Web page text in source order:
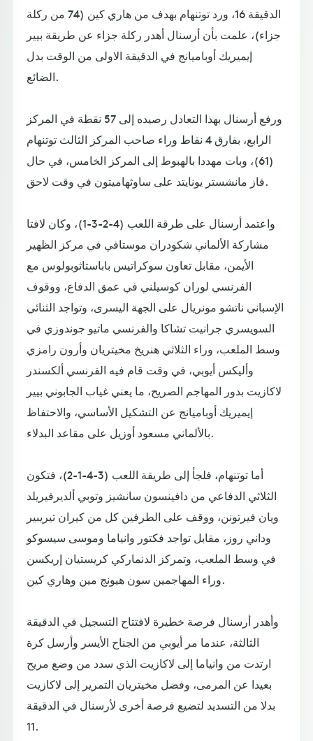
الدقيقة 16، ورد توتنهام بهدف من هاري كين (74 من ركلة
جزاء)، علمت بأن أرسنال أهدر ركلة جزاء عن طريقة بيير
إيميريك أوباميانج في الدقيقة الاولى من الوقت بدل
الضائع.
ورفع أرسنال بهذا التعادل رصيده إلى 57 نقطة في المركز
الرابع، بفارق 4 نقاط وراء صاحب المركز الثالث توتنهام
(61)، وبات مهددا بالهبوط إلى المركز الخامس، في حال
فاز مانشستر يونايتد على ساوثهاميتون في وقت لاحق.
واعتمد أرسنال على طرقة اللعب (4-2-3-1)، وكان لافتا
مشاركة الألماني شكودران موستافي في مركز الظهير
الأيمن، مقابل تعاون سوكراتيس باباستاثوبولوس مع
الفرنسي لوران كوسيلني في عمق الدفاع، ووقوف
الإسباني ناتشو مونريال على الجهة اليسرى، وتواجد الثنائي
السويسري جرانيت تشاكا والفرنسي ماتيو جوندوزي في
وسط الملعب، وراء الثلاثي هنريخ مخيتريان وأرون رامزي
وأليكس أيوبي، في وقت قام فيه الفرنسي ألكسندر
لاكازيت بدور المهاجم الصريح، ما يعني غياب الجابوني بيير
إيميريك أوباميانج عن التشكيل الأساسي، والاحتفاظ
بالألماني مسعود أوزيل على مقاعد البدلاء.
أما توتنهام، فلجأ إلى طريقة اللعب (3-4-1-2)، فتكون
الثلاثي الدفاعي من دافينسون سانشيز وتوبي ألديرفيريلد
ويان فيرتونن، ووقف على الطرفين كل من كيران تيريبير
وداني روز، مقابل تواجد فكتور وانياما وموسى سيسوكو
في وسط الملعب، وتمركز الدنماركي كريستيان إريكسن
وراء المهاجمين سون هيونج مين وهاري كين.
وأهدر أرسنال فرصة خطيرة لافتتاح التسجيل في الدقيقة
الثالثة، عندما مر أيوبي من الجناح الأيسر وأرسل كرة
ارتدت من وانياما إلى لاكازيت الذي سدد من وضع مريح
بعيدا عن المرمى، وفضل مخيتريان التمرير إلى لاكازيت
بدلا من التسديد لتضيع فرصة أخرى لأرسنال في الدقيقة
11.